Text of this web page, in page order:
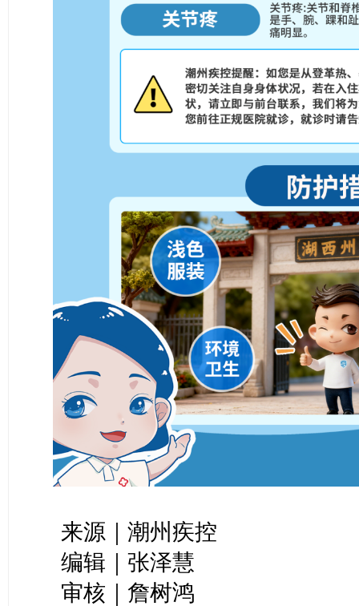
来源｜潮州疾控
编辑｜张泽慧
审核｜詹树鸿